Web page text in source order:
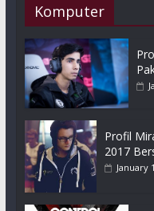
Komputer
Profil
2017
January